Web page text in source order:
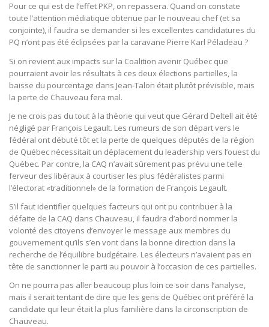
Pour ce qui est de l’effet PKP, on repassera. Quand on constate
toute l’attention médiatique obtenue par le nouveau chef (et sa
conjointe), il faudra se demander si les excellentes candidatures du
PQ n’ont pas été éclipsées par la caravane Pierre Karl Péladeau ?
Si on revient aux impacts sur la Coalition avenir Québec que
pourraient avoir les résultats à ces deux élections partielles, la
baisse du pourcentage dans Jean-Talon était plutôt prévisible, mais
la perte de Chauveau fera mal.
Je ne crois pas du tout à la théorie qui veut que Gérard Deltell ait été
négligé par François Legault. Les rumeurs de son départ vers le
fédéral ont débuté tôt et la perte de quelques députés de la région
de Québec nécessitait un déplacement du leadership vers l’ouest du
Québec. Par contre, la CAQ n’avait sûrement pas prévu une telle
ferveur des libéraux à courtiser les plus fédéralistes parmi
l’électorat «traditionnel» de la formation de François Legault.
S’il faut identifier quelques facteurs qui ont pu contribuer à la
défaite de la CAQ dans Chauveau, il faudra d’abord nommer la
volonté des citoyens d’envoyer le message aux membres du
gouvernement qu’ils s’en vont dans la bonne direction dans la
recherche de l’équilibre budgétaire. Les électeurs n’avaient pas en
tête de sanctionner le parti au pouvoir à l’occasion de ces partielles.
On ne pourra pas aller beaucoup plus loin ce soir dans l’analyse,
mais il serait tentant de dire que les gens de Québec ont préféré la
candidate qui leur était la plus familière dans la circonscription de
Chauveau.